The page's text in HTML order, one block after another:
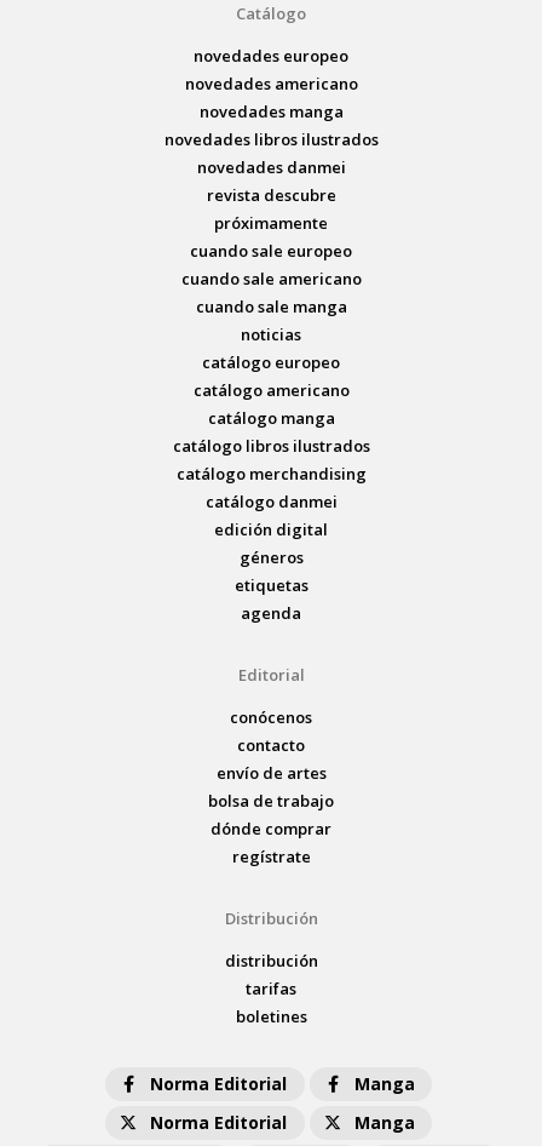
Catálogo
novedades europeo
novedades americano
novedades manga
novedades libros ilustrados
novedades danmei
revista descubre
próximamente
cuando sale europeo
cuando sale americano
cuando sale manga
noticias
catálogo europeo
catálogo americano
catálogo manga
catálogo libros ilustrados
catálogo merchandising
catálogo danmei
edición digital
géneros
etiquetas
agenda
Editorial
conócenos
contacto
envío de artes
bolsa de trabajo
dónde comprar
regístrate
Distribución
distribución
tarifas
boletines
Norma Editorial
Manga
Norma Editorial
Manga